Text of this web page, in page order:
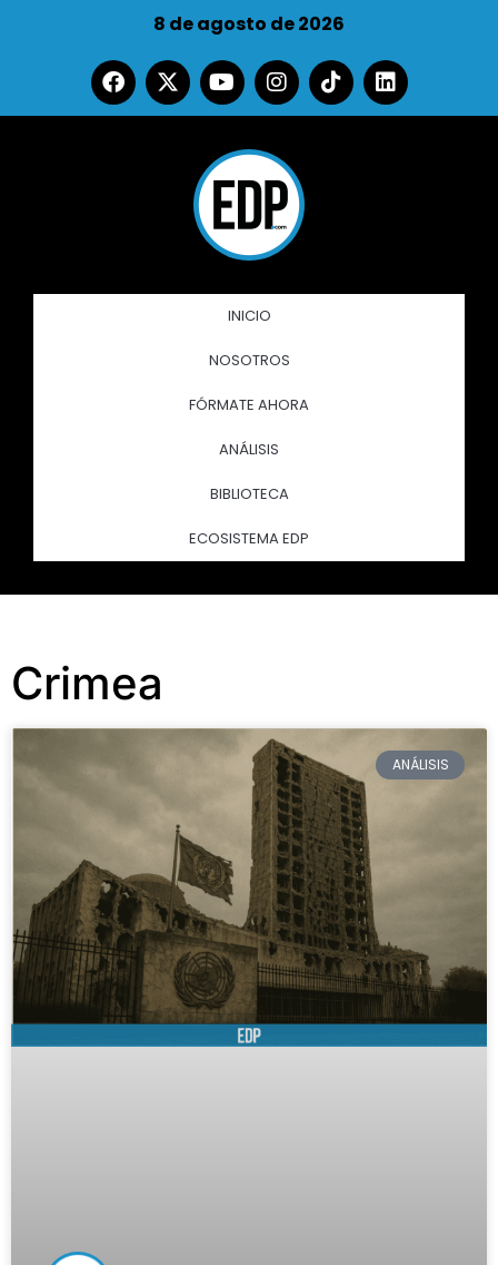
8 de agosto de 2026
INICIO
NOSOTROS
FÓRMATE AHORA
ANÁLISIS
BIBLIOTECA
ECOSISTEMA EDP
Crimea
ANÁLISIS